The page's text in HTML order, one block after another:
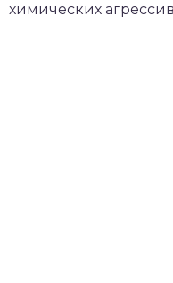
химических